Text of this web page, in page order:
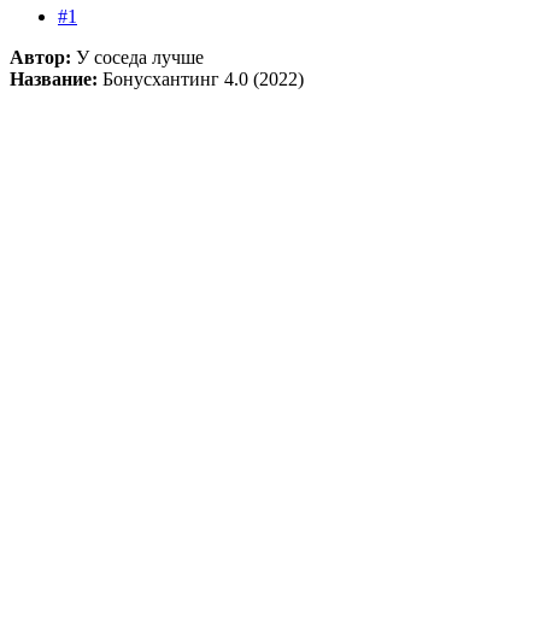
#1
Автор: У соседа лучше
Название: Бонусхантинг 4.0 (2022)